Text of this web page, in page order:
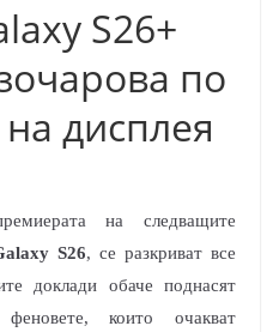
S26+
по
дисплея
на следващите
S26, се разкриват все
доклади обаче поднасят
които очакват